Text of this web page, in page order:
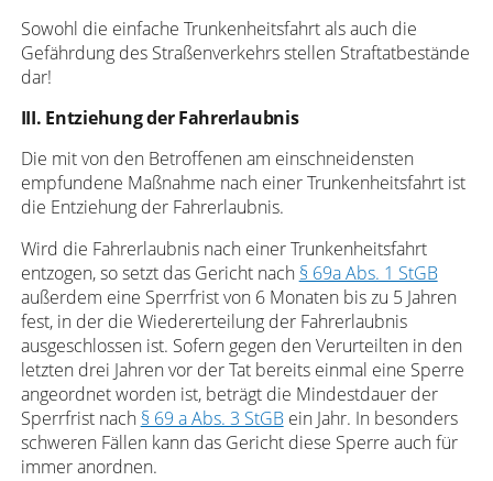
Sowohl die einfache Trunkenheitsfahrt als auch die
Gefährdung des Straßenverkehrs stellen Straftatbestände
dar!
III. Entziehung der Fahrerlaubnis
Die mit von den Betroffenen am einschneidensten
empfundene Maßnahme nach einer Trunkenheitsfahrt ist
die Entziehung der Fahrerlaubnis.
Wird die Fahrerlaubnis nach einer Trunkenheitsfahrt
entzogen, so setzt das Gericht nach § 69a Abs. 1 StGB
außerdem eine Sperrfrist von 6 Monaten bis zu 5 Jahren
fest, in der die Wiedererteilung der Fahrerlaubnis
ausgeschlossen ist. Sofern gegen den Verurteilten in den
letzten drei Jahren vor der Tat bereits einmal eine Sperre
angeordnet worden ist, beträgt die Mindestdauer der
Sperrfrist nach § 69 a Abs. 3 StGBein Jahr. In besonders
schweren Fällen kann das Gericht diese Sperre auch für
immer anordnen.